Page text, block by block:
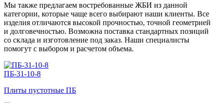
Мы также предлагаем востребованные ЖБИ из данной
категории, которые чаще всего выбирают наши клиенты. Все
изделия отличаются высокой прочностью, точной геометрией
и долговечностью. Возможна поставка стандартных позиций
со склада и изготовление под заказ. Наши специалисты
помогут с выбором и расчетом объема.
ПБ-31-10-8
Плиты пустотные ПБ